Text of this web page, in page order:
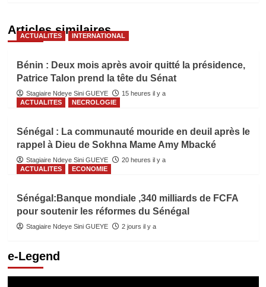
Articles similaires
ACTUALITES INTERNATIONAL
Bénin : Deux mois après avoir quitté la présidence,
Patrice Talon prend la tête du Sénat
Stagiaire Ndeye Sini GUEYE
15 heures il y a
ACTUALITES
NECROLOGIE
Sénégal : La communauté mouride en deuil après le
rappel à Dieu de Sokhna Mame Amy Mbacké
Stagiaire Ndeye Sini GUEYE
20 heures il y a
ACTUALITES
ECONOMIE
Sénégal:Banque mondiale ,340 milliards de FCFA
pour soutenir les réformes du Sénégal
Stagiaire Ndeye Sini GUEYE 2 jours il y a
e-Legend